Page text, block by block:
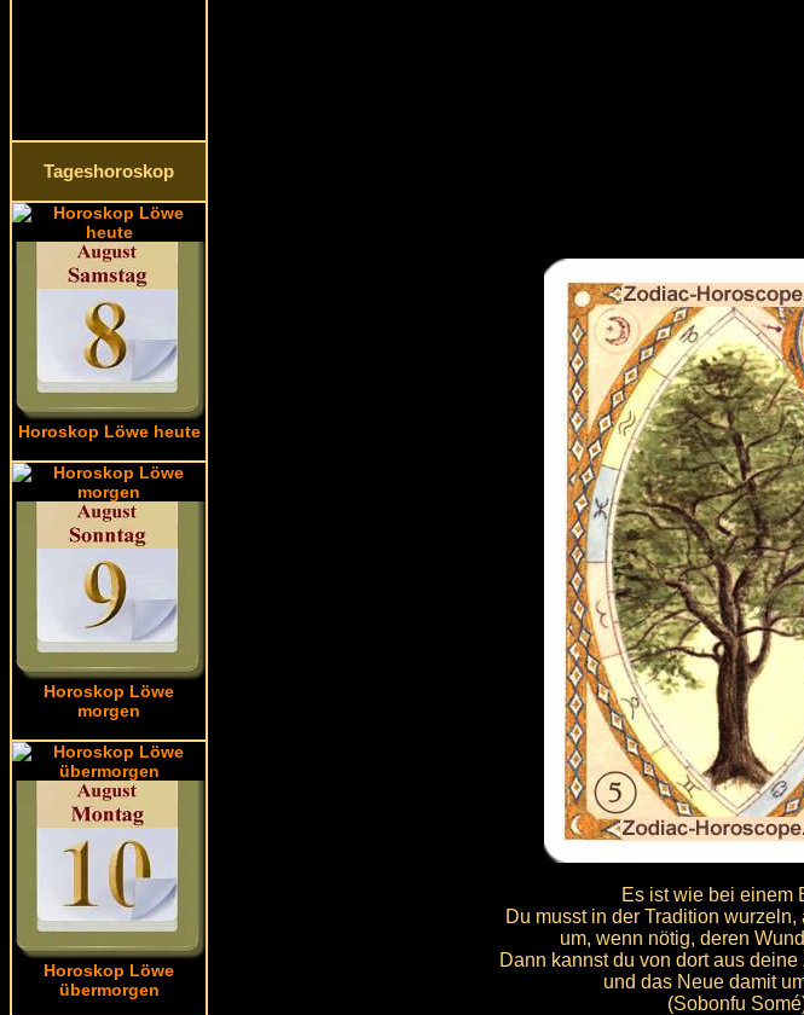
Tageshoroskop
Horoskop Löwe heute
Horoskop Löwe
morgen
Horoskop Löwe
übermorgen
Es ist wie bei einem
Du musst in der Tradition wurzeln,
um, wenn nötig, deren
Dann kannst du von dort aus
und das Neue damit
(Sobonfu